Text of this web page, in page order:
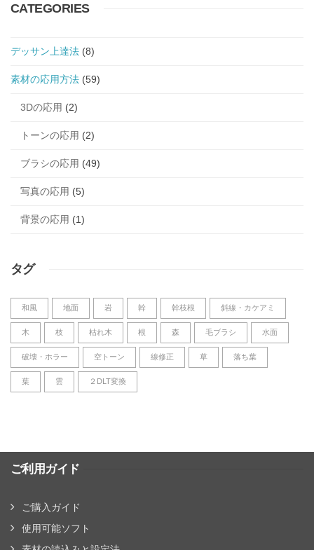
CATEGORIES
デッサン上達法 (8)
素材の応用方法 (59)
3Dの応用 (2)
トーンの応用 (2)
ブラシの応用 (49)
写真の応用 (5)
背景の応用 (1)
タグ
和風 地面 岩 幹 幹枝根 斜線・カケアミ
木 枝 枯れ木 根 森 毛ブラシ 水面
破壊・ホラー 空トーン 線修正 草 落ち葉
葉 雲 ２DLT変換
ご利用ガイド
ご購入ガイド
使用可能ソフト